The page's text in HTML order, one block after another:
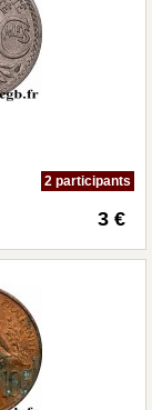
2 participants
3 €